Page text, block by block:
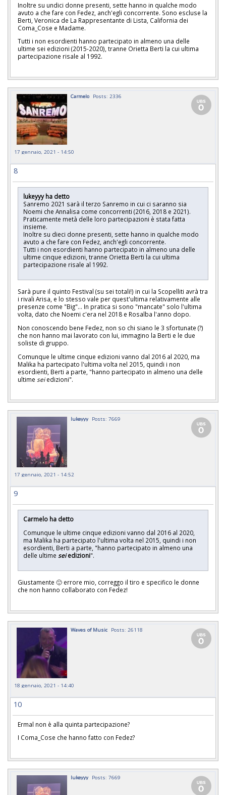
Inoltre su undici donne presenti, sette hanno in qualche modo
avuto a che fare con Fedez, anch'egli concorrente. Sono escluse la
Berti, Veronica de La Rappresentante di Lista, California dei
Coma_Cose e Madame.
Tutti i non esordienti hanno partecipato in almeno una delle
ultime sei edizioni (2015-2020), tranne Orietta Berti la cui ultima
partecipazione risale al 1992.
Carmelo Posts: 2336
17 gennaio, 2021 - 14:50
8
lukeyyy ha detto
Sanremo 2021 sarà il terzo Sanremo in cui ci saranno sia
Noemi che Annalisa come concorrenti (2016, 2018 e 2021).
Praticamente metà delle loro partecipazioni è stata fatta
insieme.
Inoltre su dieci donne presenti, sette hanno in qualche modo
avuto a che fare con Fedez, anch'egli concorrente.
Tutti i non esordienti hanno partecipato in almeno una delle
ultime cinque edizioni, tranne Orietta Berti la cui ultima
partecipazione risale al 1992.
Sarà pure il quinto Festival (su sei totali!) in cui la Scopelliti avrà tra
i rivali Arisa, e lo stesso vale per quest'ultima relativamente alle
presenze come "Big"... In pratica si sono "mancate" solo l'ultima
volta, dato che Noemi c'era nel 2018 e Rosalba l'anno dopo.
Non conoscendo bene Fedez, non so chi siano le 3 sfortunate (?)
che non hanno mai lavorato con lui, immagino la Berti e le due
soliste di gruppo.
Comunque le ultime cinque edizioni vanno dal 2016 al 2020, ma
Malika ha partecipato l'ultima volta nel 2015, quindi i non
esordienti, Berti a parte, "hanno partecipato in almeno una delle
ultime seiedizioni".
lukeyyy Posts: 7669
17 gennaio, 2021 - 14:52
9
Carmelo ha detto
Comunque le ultime cinque edizioni vanno dal 2016 al 2020,
ma Malika ha partecipato l'ultima volta nel 2015, quindi i non
esordienti, Berti a parte, "hanno partecipato in almeno una
delle ultime seiedizioni".
Giustamente 🙂 errore mio, correggo il tiro e specifico le donne
che non hanno collaborato con Fedez!
Waves of Music Posts: 26118
18 gennaio, 2021 - 14:40
10
Ermal non è alla quinta partecipazione?
I Coma_Cose che hanno fatto con Fedez?
lukeyyy Posts: 7669